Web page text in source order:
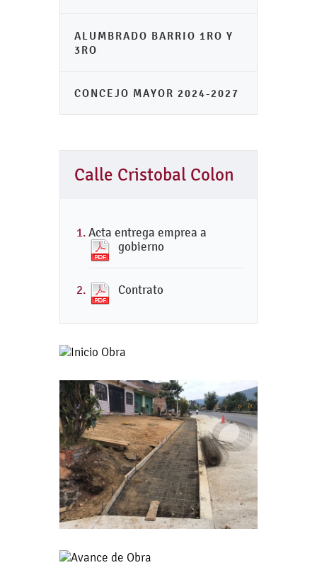
ALUMBRADO BARRIO 1RO Y
3RO
CONCEJO MAYOR 2024-2027
Calle Cristobal Colon
Acta entrega emprea a
gobierno
Contrato